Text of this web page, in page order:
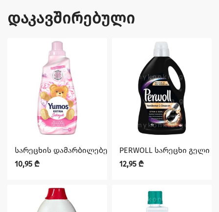
დაკავშირებული
სარეცხის დამარბილებელი YUMOS სენსიტივი 1440
10,95 ₾
PERWOLL სარეცხი გელი
12,95 ₾